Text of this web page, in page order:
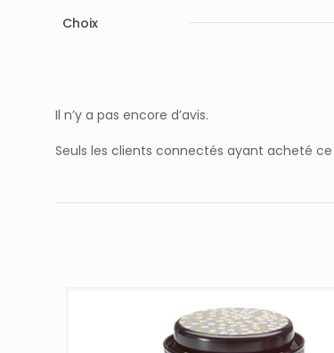
Choix
Il n’y a pas encore d’avis.
Seuls les clients connectés ayant acheté